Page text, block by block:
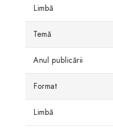
Limbă
Temă
Anul publicării
Format
Limbă